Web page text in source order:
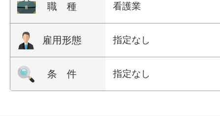
職 種 看護業
雇用形態 指定なし
条 件 指定なし